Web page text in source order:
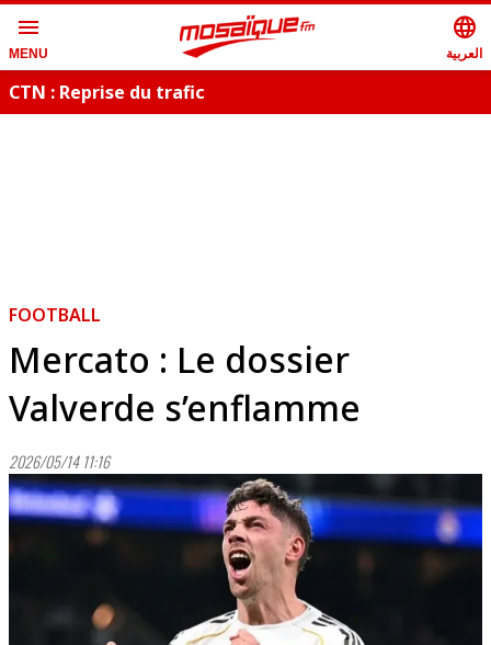
menu
MENU
language
العربية
CTN : Reprise du trafic
FOOTBALL
Mercato : Le dossier
Valverde s’enflamme
2026/05/14 11:16